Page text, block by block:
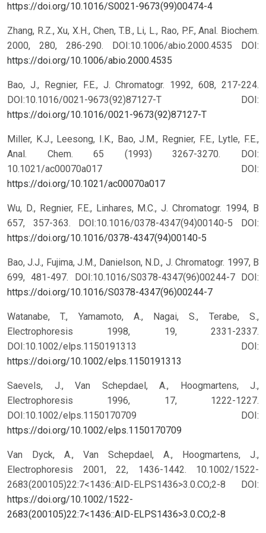
https://doi.org/10.1016/S0021-9673(99)00474-4
Zhang, R.Z., Xu, X.H., Chen, T.B., Li, L., Rao, P.F., Anal. Biochem.
2000, 280, 286-290. DOI:10.1006/abio.2000.4535
DOI:
https://doi.org/10.1006/abio.2000.4535
Bao, J., Regnier, F.E., J. Chromatogr. 1992, 608, 217-224.
DOI:10.1016/0021-9673(92)87127-T
DOI:
https://doi.org/10.1016/0021-9673(92)87127-T
Miller, K.J., Leesong, I.K., Bao, J.M., Regnier, F.E., Lytle, F.E.,
Anal. Chem. 65 (1993) 3267-3270. DOI:
10.1021/ac00070a017
DOI:
https://doi.org/10.1021/ac00070a017
Wu, D., Regnier, F.E., Linhares, M.C., J. Chromatogr. 1994, B
657, 357-363. DOI:10.1016/0378-4347(94)00140-5
DOI:
https://doi.org/10.1016/0378-4347(94)00140-5
Bao, J.J., Fujima, J.M., Danielson, N.D., J. Chromatogr. 1997, B
699, 481-497. DOI:10.1016/S0378-4347(96)00244-7
DOI:
https://doi.org/10.1016/S0378-4347(96)00244-7
Watanabe, T., Yamamoto, A., Nagai, S., Terabe, S.,
Electrophoresis 1998, 19, 2331-2337.
DOI:10.1002/elps.1150191313
DOI:
https://doi.org/10.1002/elps.1150191313
Saevels, J., Van Schepdael, A., Hoogmartens, J.,
Electrophoresis 1996, 17, 1222-1227.
DOI:10.1002/elps.1150170709
DOI:
https://doi.org/10.1002/elps.1150170709
Van Dyck, A., Van Schepdael, A., Hoogmartens, J.,
Electrophoresis 2001, 22, 1436-1442. 10.1002/1522-
2683(200105)22:7<1436::AID-ELPS1436>3.0.CO;2-8
DOI:
https://doi.org/10.1002/1522-
2683(200105)22:7<1436::AID-ELPS1436>3.0.CO;2-8